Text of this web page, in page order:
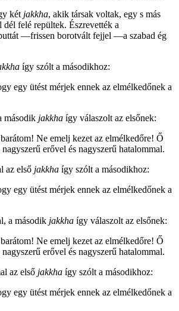
két jakkha, akik társak voltak, egy s más
felé repültek. Észrevették a
—frissen borotvált fejjel —a szabad ég
így szólt a másodikhoz:
egy ütést mérjek ennek az elmélkedőnek a
második jakkha így válaszolt az elsőnek:
Ne emelj kezet az elmélkedőre! Ő
erővel és nagyszerű hatalommal.
az első jakkha így szólt a másodikhoz:
egy ütést mérjek ennek az elmélkedőnek a
a második jakkha így válaszolt az elsőnek:
Ne emelj kezet az elmélkedőre! Ő
erővel és nagyszerű hatalommal.
az első jakkha így szólt a másodikhoz:
egy ütést mérjek ennek az elmélkedőnek a